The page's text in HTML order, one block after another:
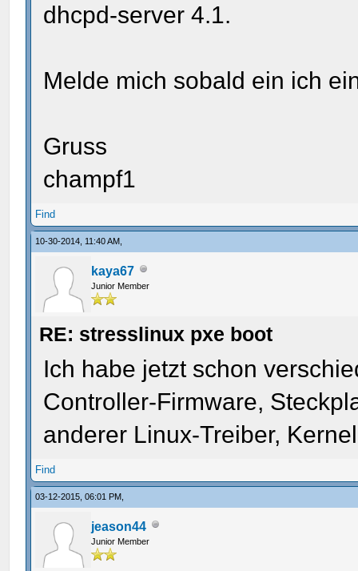
dhcpd-server 4.1.
Melde mich sobald ein ich
Gruss
champf1
Find
10-30-2014, 11:40 AM,
kaya67
Junior Member
RE: stresslinux pxe boot
Ich habe jetzt schon
Controller-Firmware,
anderer Linux-Treiber,
Find
03-12-2015, 06:01 PM,
jeason44
Junior Member